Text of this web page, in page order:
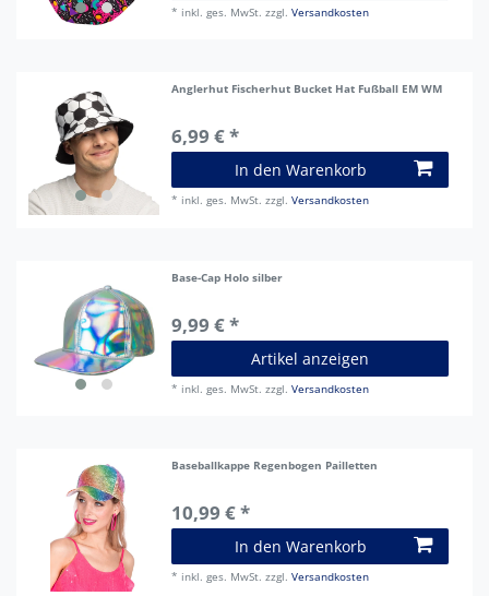
* inkl. ges. MwSt. zzgl.Versandkosten
Anglerhut Fischerhut Bucket Hat Fußball EM WM
6,99 € *
In den Warenkorb
* inkl. ges. MwSt. zzgl.Versandkosten
Base-Cap Holo silber
9,99 € *
Artikel anzeigen
* inkl. ges. MwSt. zzgl.Versandkosten
Baseballkappe Regenbogen Pailletten
10,99 € *
In den Warenkorb
* inkl. ges. MwSt. zzgl.Versandkosten